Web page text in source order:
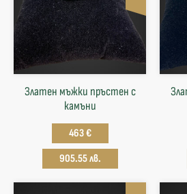
Златен мъжки пръстен с
камъни
463 €
905.55 лв.